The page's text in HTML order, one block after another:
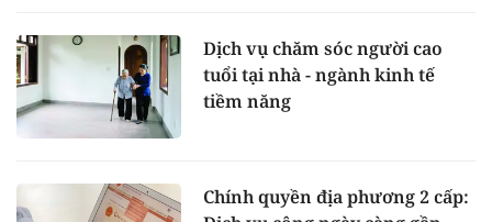
Dịch vụ chăm sóc người cao
tuổi tại nhà - ngành kinh tế
tiềm năng
Chính quyền địa phương 2 cấp: